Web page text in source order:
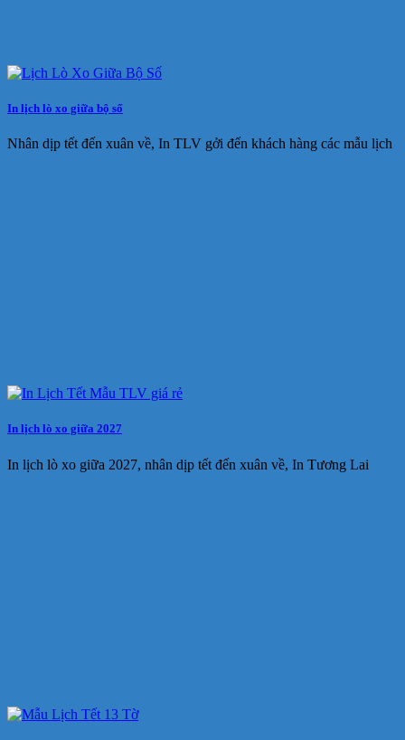
In lịch lò xo giữa bộ số
Nhân dịp tết đến xuân về, In TLV gởi đến khách hàng các mẫu lịch
In lịch lò xo giữa 2027
In lịch lò xo giữa 2027, nhân dịp tết đến xuân về, In Tương Lai